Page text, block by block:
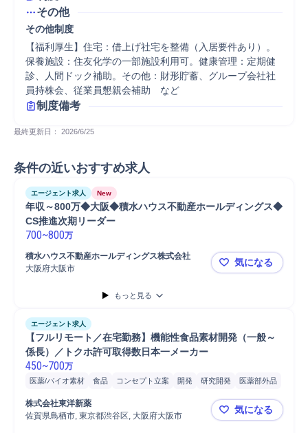
その他
その他制度
【福利厚生】住宅：借上げ社宅を整備（入居要件あり）。
保養施設：住友化学の一部施設利用可。健康管理：定期健
診、人間ドック補助。その他：財形貯蓄、グループ会社社
員持株会、従業員懇親会補助　など
制度備考
最終更新日： 2026/6/25
条件の近いおすすめ求人
エージェント求人 New
年収～800万◆大阪◆積水ハウス不動産ホールディングス◆
CS推進次期リーダー
700~800万
大阪府大阪市
年収～800
気になる
もっと見る
エージェント求人
【フルリモート／在宅勤務】機能性食品素材開発（一般～
係長）／トクホ許可取得数日本一メーカー
450~700万
医薬/バイオ素材 食品 コンセプト立案 開発 研究開発
医薬部外品
医薬
新薬 機能性原料研究開発
特保食品
研究テーマ設定 研究職担当 安全管理
企画立案
株式会社東洋新薬
佐賀県鳥栖市, 東京都渋谷区, 大阪府大阪市
【フルリモ
気になる